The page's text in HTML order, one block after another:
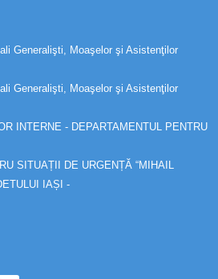
Generalişti, Moaşelor şi Asistenţilor
Generalişti, Moaşelor şi Asistenţilor
INTERNE - DEPARTAMENTUL PENTRU
SITUAȚII DE URGENȚĂ “MIHAIL
IAȘI -